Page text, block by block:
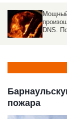
Во
пожара